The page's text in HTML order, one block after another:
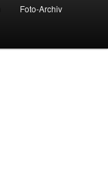
Foto-Archiv